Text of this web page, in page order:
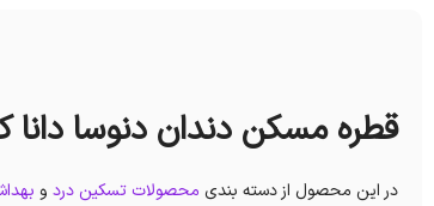
قطره مسکن دندان دنوسا دانا
در این محصول از دسته بندی محصولات تسکین درد و